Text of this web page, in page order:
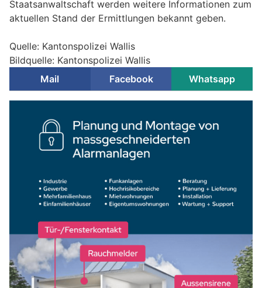
Staatsanwaltschaft werden weitere Informationen zum
aktuellen Stand der Ermittlungen bekannt geben.
Quelle: Kantonspolizei Wallis
Bildquelle: Kantonspolizei Wallis
Mail
Facebook Whatsapp